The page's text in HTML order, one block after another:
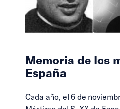
Memoria de los
España
Cada año, el 6 de